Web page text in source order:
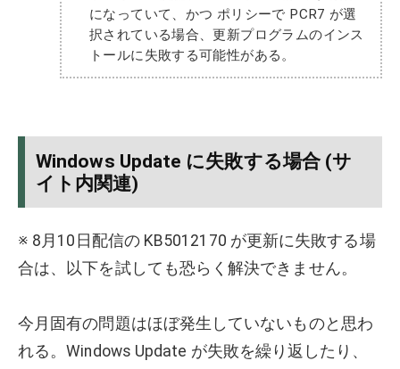
になっていて、かつ ポリシーで PCR7 が選
択されている場合、更新プログラムのインス
トールに失敗する可能性がある。
Windows Update に失敗する場合 (サ
イト内関連)
※ 8月10日配信の KB5012170 が更新に失敗する場
合は、以下を試しても恐らく解決できません。
今月固有の問題はほぼ発生していないものと思わ
れる。Windows Update が失敗を繰り返したり、